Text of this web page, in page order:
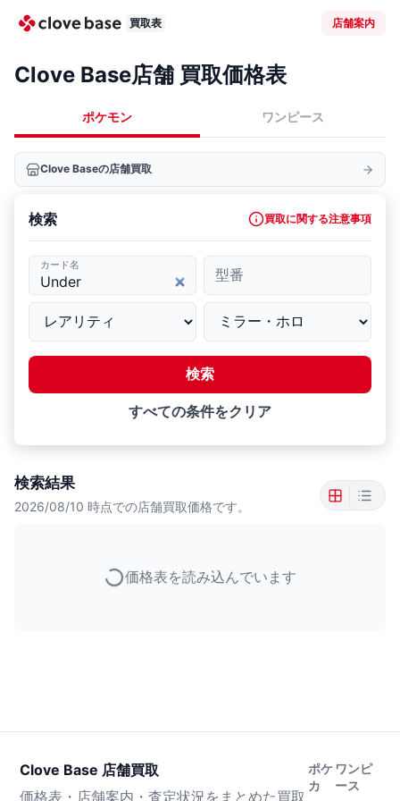
買取表 店舗案内
Clove Base店舗 買取価格表
ポケモン ワンピース
Clove Baseの店舗買取
検索 買取に関する注意事項
カード名
型番
検索
すべての条件をクリア
検索結果
2026/08/10 時点での店舗買取価格です。
価格表を読み込んでいます
Clove Base 店舗買取
価格表・店舗案内・査定状況をまとめた買取
ポケ
カ
ワンピ
ース